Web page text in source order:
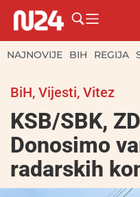
NAJNOVIJE BIH REGIJA
BiH, Vijesti, Vitez
KSB/SBK,
Donosimo
radarskih